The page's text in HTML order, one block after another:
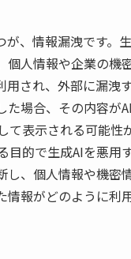
、情報漏洩です。
人情報や企業の機
され、外部に漏洩
場合、その内容が
表示される可能性
的で生成AIを悪用
、個人情報や機密
報がどのように利